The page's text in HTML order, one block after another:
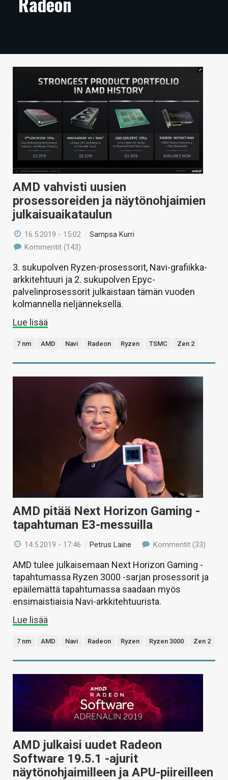
ARTIKKELIT
TECHBBS
HINTA.FI
KAUPPA
VAIHDA TEEMA
HAKU
AMD vahvisti uusien
prosessoreiden ja näytönohjaimien
julkaisuaikataulun
16.5.2019 - 15:02 /Sampsa Kurri
Kommentit (143)
3. sukupolven Ryzen-prosessorit, Navi-grafiikka-
arkkitehtuuri ja 2. sukupolven Epyc-
palvelinprosessorit julkaistaan tämän vuoden
kolmannella neljänneksellä.
Lue lisää
7 nm AMD Navi Radeon Ryzen TSMC Zen 2
AMD pitää Next Horizon Gaming -
tapahtuman E3-messuilla
14.5.2019 - 17:46 /Petrus Laine Kommentit (33)
AMD tulee julkaisemaan Next Horizon Gaming -
tapahtumassa Ryzen 3000 -sarjan prosessorit ja
epäilemättä tapahtumassa saadaan myös
ensimaistiaisia Navi-arkkitehtuurista.
Lue lisää
7 nm AMD Navi Radeon Ryzen Ryzen 3000 Zen 2
AMD julkaisi uudet Radeon
Software 19.5.1 -ajurit
näytönohjaimilleen ja APU-piireilleen